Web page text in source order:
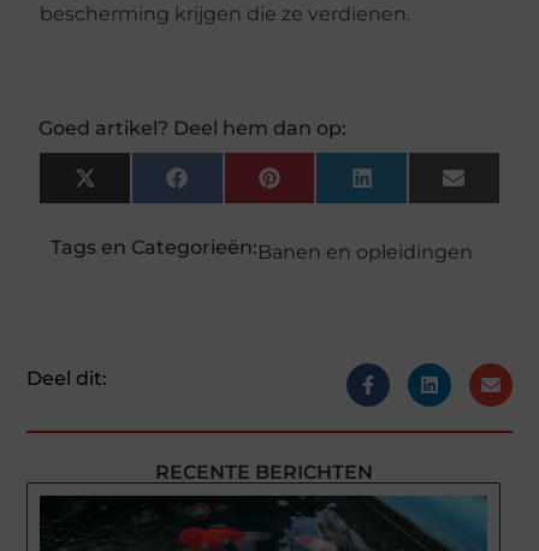
bescherming krijgen die ze verdienen.
Goed artikel? Deel hem dan op:
X
(Twitter)
FacebookPinterestLinkedInEmail
Tags en Categorieën:Banen en opleidingen
Deel dit:
RECENTE BERICHTEN